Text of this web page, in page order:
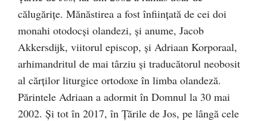
călugărițe. Mănăstirea a fost înființată de cei doi
monahi otodocși olandezi, și anume, Jacob
Akkersdijk, viitorul episcop, și Adriaan Korporaal,
arhimandritul de mai târziu și traducătorul neobosit
al cărților liturgice ortodoxe în limba olandeză.
Părintele Adriaan a adormit în Domnul la 30 mai
2002. Și tot în 2017, în Țările de Jos, pe lângă cele